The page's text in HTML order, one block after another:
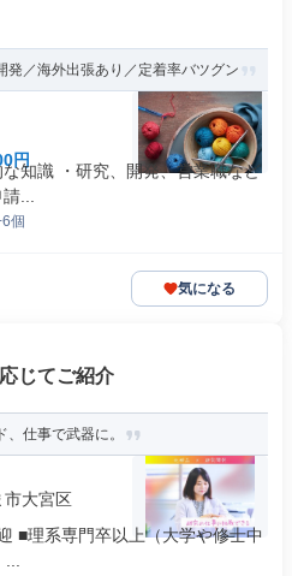
発／海外出張あり／定着率バツグン
円
知識 ・研究、開発、営業職など
...
個
気になる
じてご紹介
仕事で武器に。
市大宮区
■理系専門卒以上（大学や修士中